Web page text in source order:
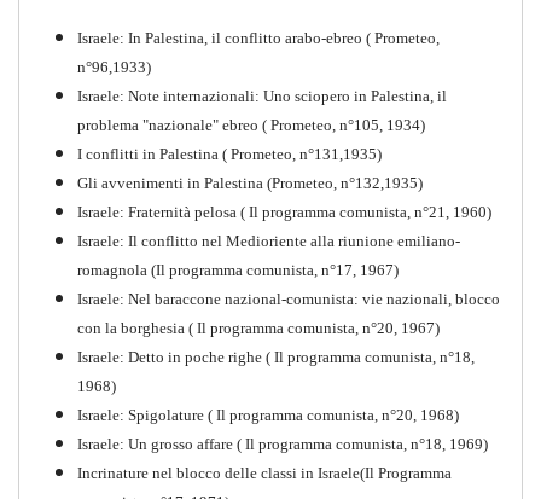
Storia della Sinistra
Comunista V
Israele: In Palestina, il conflitto arabo-ebreo ( Prometeo,
n°96,1933)
Israele: Note internazionali: Uno sciopero in Palestina, il
problema "nazionale" ebreo ( Prometeo, n°105, 1934)
I conflitti in Palestina ( Prometeo, n°131,1935)
Gli avvenimenti in Palestina (Prometeo, n°132,1935)
Israele: Fraternità pelosa ( Il programma comunista, n°21, 1960)
Israele: Il conflitto nel Medioriente alla riunione emiliano-
romagnola (Il programma comunista, n°17, 1967)
Israele: Nel baraccone nazional-comunista: vie nazionali, blocco
con la borghesia ( Il programma comunista, n°20, 1967)
Israele: Detto in poche righe ( Il programma comunista, n°18,
1968)
Israele: Spigolature ( Il programma comunista, n°20, 1968)
Israele: Un grosso affare ( Il programma comunista, n°18, 1969)
Incrinature nel blocco delle classi in Israele(Il Programma